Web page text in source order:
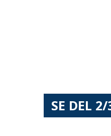
SE DEL